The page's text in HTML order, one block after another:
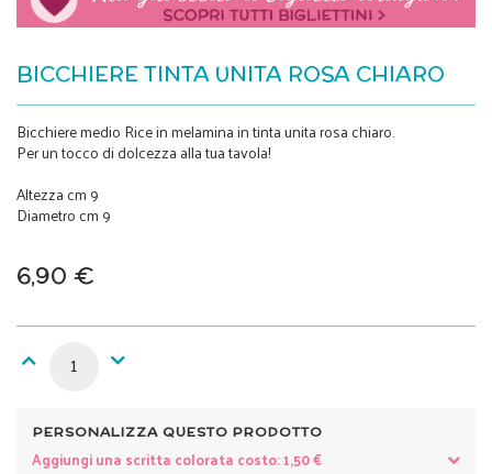
BICCHIERE TINTA UNITA ROSA CHIARO
Bicchiere medio Rice in melamina in tinta unita rosa chiaro.
Per un tocco di dolcezza alla tua tavola!
Altezza cm 9
Diametro cm 9
6,90 €
PERSONALIZZA QUESTO PRODOTTO
Aggiungi una scritta colorata costo: 1,50 €